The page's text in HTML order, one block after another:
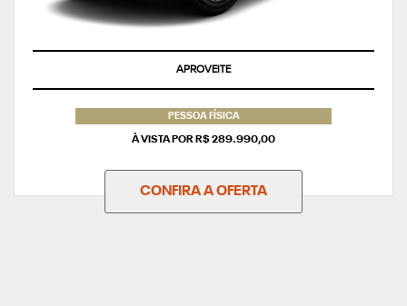
APROVEITE
PESSOA FÍSICA
À VISTA POR R$ 289.990,00
CONFIRA A OFERTA